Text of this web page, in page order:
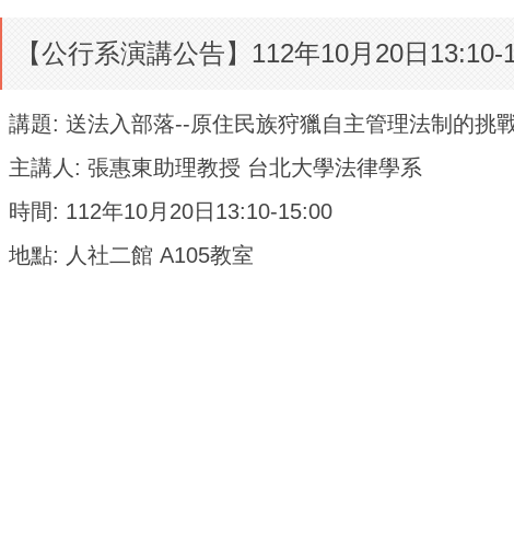
【公行系演講公告】112年10月20日
講題: 送法入部落--原住民族狩獵自主管理法制的挑
主講人: 張惠東助理教授 台北大學法律學系
時間: 112年10月20日13:10-15:00
地點: 人社二館 A105教室